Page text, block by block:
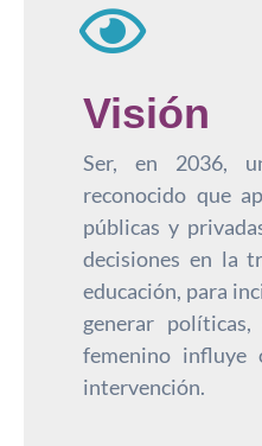
Visión
Ser, en 2036,
reconocido que
públicas y
decisiones en la
educación, para
generar
femenino
intervención.